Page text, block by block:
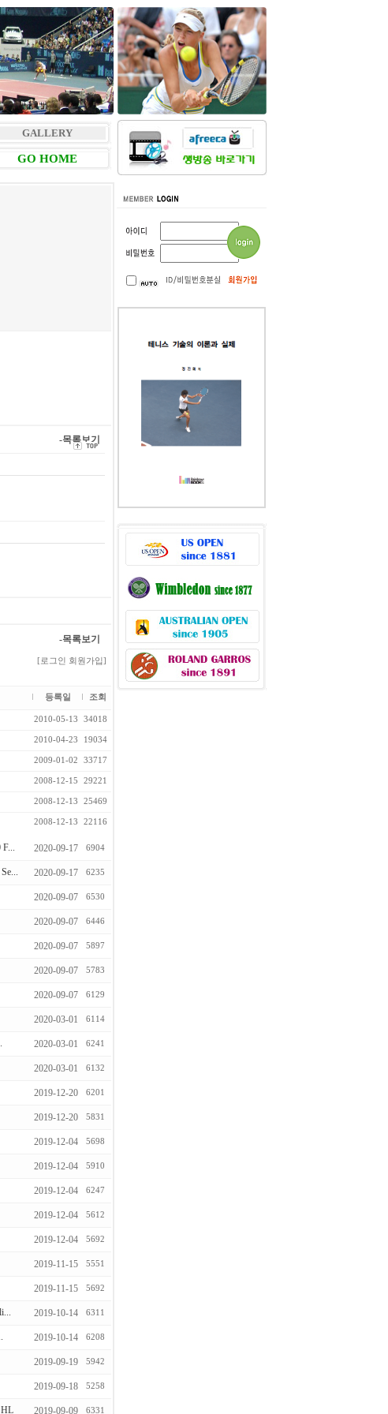
GALLERY
GO HOME
-목록보기
-목록보기
[로그인 회원가입]
등록일 조회
2010-05-13 34018
2010-04-23 19034
2009-01-02 33717
2008-12-15 29221
2008-12-13 25469
2008-12-13 22116
F... 2020-09-17 6904
2020-09-17 6235
2020-09-07 6530
2020-09-07 6446
2020-09-07 5897
2020-09-07 5783
2020-09-07 6129
2020-03-01 6114
2020-03-01 6241
2020-03-01 6132
2019-12-20 6201
2019-12-20 5831
2019-12-04 5698
2019-12-04 5910
2019-12-04 6247
2019-12-04 5612
2019-12-04 5692
2019-11-15 5551
2019-11-15 5692
2019-10-14 6311
2019-10-14 6208
2019-09-19 5942
2019-09-18 5258
2019-09-09 6331